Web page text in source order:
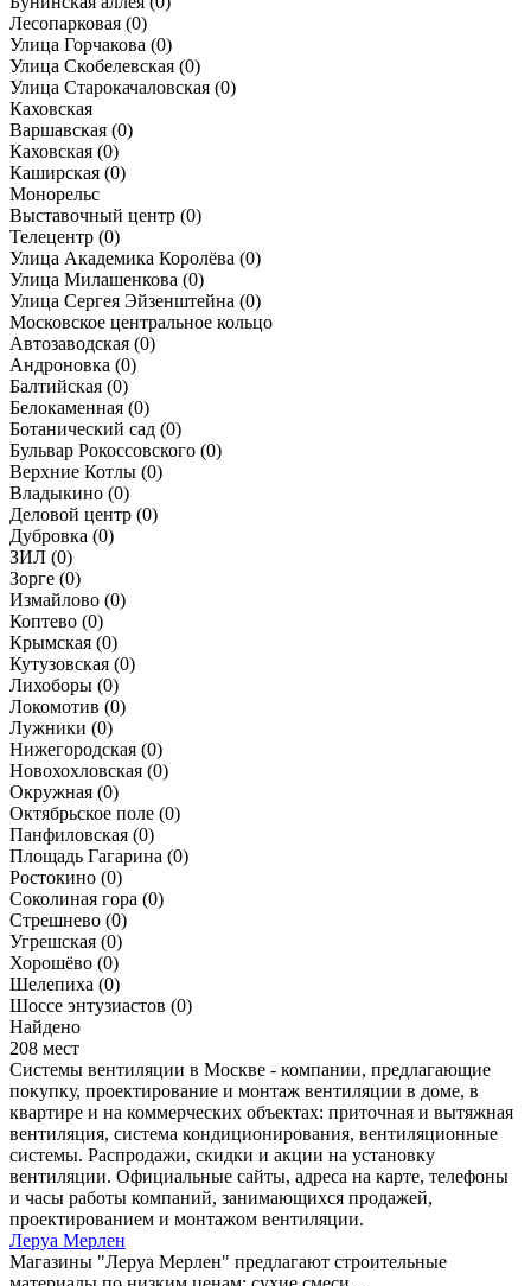
Лесопарковая (0)
Улица Горчакова (0)
Улица Скобелевская (0)
Улица Старокачаловская (0)
Каховская
Варшавская (0)
Каховская (0)
Каширская (0)
Монорельс
Выставочный центр (0)
Телецентр (0)
Улица Академика Королёва (0)
Улица Милашенкова (0)
Улица Сергея Эйзенштейна (0)
Московское центральное кольцо
Автозаводская (0)
Андроновка (0)
Балтийская (0)
Белокаменная (0)
Ботанический сад (0)
Бульвар Рокоссовского (0)
Верхние Котлы (0)
Владыкино (0)
Деловой центр (0)
Дубровка (0)
ЗИЛ (0)
Зорге (0)
Измайлово (0)
Коптево (0)
Крымская (0)
Кутузовская (0)
Лихоборы (0)
Локомотив (0)
Лужники (0)
Нижегородская (0)
Новохохловская (0)
Окружная (0)
Октябрьское поле (0)
Панфиловская (0)
Площадь Гагарина (0)
Ростокино (0)
Соколиная гора (0)
Стрешнево (0)
Угрешская (0)
Хорошёво (0)
Шелепиха (0)
Шоссе энтузиастов (0)
Найдено
208 мест
Системы вентиляции в Москве - компании, предлагающие
покупку, проектирование и монтаж вентиляции в доме, в
квартире и на коммерческих объектах: приточная и вытяжная
вентиляция, система кондиционирования, вентиляционные
системы. Распродажи, скидки и акции на установку
вентиляции. Официальные сайты, адреса на карте, телефоны
и часы работы компаний, занимающихся продажей,
проектированием и монтажом вентиляции.
Леруа Мерлен
Магазины "Леруа Мерлен" предлагают строительные